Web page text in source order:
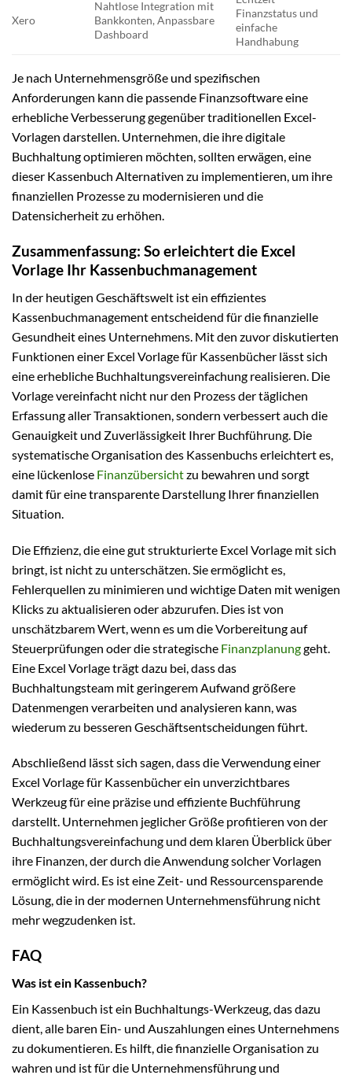
Xero
Nahtlose Integration mit
Bankkonten, Anpassbare
Dashboard
Finanzstatus und
einfache
Handhabung
Je nach Unternehmensgröße und spezifischen
Anforderungen kann die passende Finanzsoftware eine
erhebliche Verbesserung gegenüber traditionellen Excel-
Vorlagen darstellen. Unternehmen, die ihre digitale
Buchhaltung optimieren möchten, sollten erwägen, eine
dieser Kassenbuch Alternativen zu implementieren, um ihre
finanziellen Prozesse zu modernisieren und die
Datensicherheit zu erhöhen.
Zusammenfassung: So erleichtert die Excel
Vorlage Ihr Kassenbuchmanagement
In der heutigen Geschäftswelt ist ein effizientes
Kassenbuchmanagement entscheidend für die finanzielle
Gesundheit eines Unternehmens. Mit den zuvor diskutierten
Funktionen einer Excel Vorlage für Kassenbücher lässt sich
eine erhebliche Buchhaltungsvereinfachung realisieren. Die
Vorlage vereinfacht nicht nur den Prozess der täglichen
Erfassung aller Transaktionen, sondern verbessert auch die
Genauigkeit und Zuverlässigkeit Ihrer Buchführung. Die
systematische Organisation des Kassenbuchs erleichtert es,
eine lückenlose Finanzübersichtzu bewahren und sorgt
damit für eine transparente Darstellung Ihrer finanziellen
Situation.
Die Effizienz, die eine gut strukturierte Excel Vorlage mit sich
bringt, ist nicht zu unterschätzen. Sie ermöglicht es,
Fehlerquellen zu minimieren und wichtige Daten mit wenigen
Klicks zu aktualisieren oder abzurufen. Dies ist von
unschätzbarem Wert, wenn es um die Vorbereitung auf
Steuerprüfungen oder die strategische Finanzplanunggeht.
Eine Excel Vorlage trägt dazu bei, dass das
Buchhaltungsteam mit geringerem Aufwand größere
Datenmengen verarbeiten und analysieren kann, was
wiederum zu besseren Geschäftsentscheidungen führt.
Abschließend lässt sich sagen, dass die Verwendung einer
Excel Vorlage für Kassenbücher ein unverzichtbares
Werkzeug für eine präzise und effiziente Buchführung
darstellt. Unternehmen jeglicher Größe profitieren von der
Buchhaltungsvereinfachung und dem klaren Überblick über
ihre Finanzen, der durch die Anwendung solcher Vorlagen
ermöglicht wird. Es ist eine Zeit- und Ressourcensparende
Lösung, die in der modernen Unternehmensführung nicht
mehr wegzudenken ist.
FAQ
Was ist ein Kassenbuch?
Ein Kassenbuch ist ein Buchhaltungs-Werkzeug, das dazu
dient, alle baren Ein- und Auszahlungen eines Unternehmens
zu dokumentieren. Es hilft, die finanzielle Organisation zu
wahren und ist für die Unternehmensführung und